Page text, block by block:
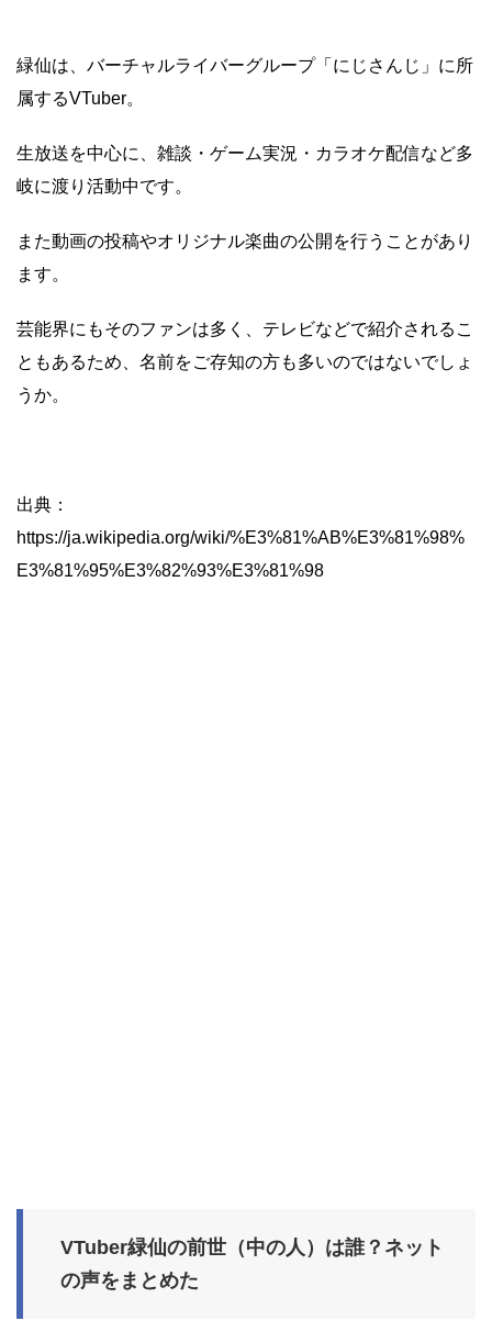
緑仙は、バーチャルライバーグループ「にじさんじ」に所
属するVTuber。
生放送を中心に、雑談・ゲーム実況・カラオケ配信など多
岐に渡り活動中です。
また動画の投稿やオリジナル楽曲の公開を行うことがあり
ます。
芸能界にもそのファンは多く、テレビなどで紹介されるこ
ともあるため、名前をご存知の方も多いのではないでしょ
うか。
出典：
https://ja.wikipedia.org/wiki/%E3%81%AB%E3%81%98%
E3%81%95%E3%82%93%E3%81%98
VTuber緑仙の前世（中の人）は誰？ネット
の声をまとめた